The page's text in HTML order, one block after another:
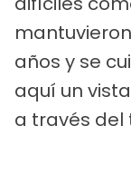
años y se
aquí un
a través del